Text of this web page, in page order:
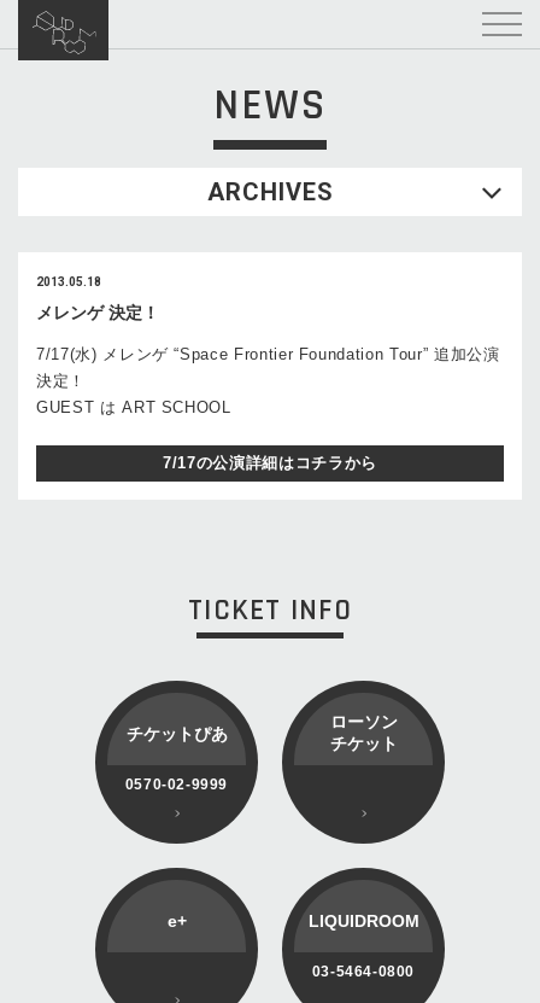
NEWS
ARCHIVES
2013.05.18
メレンゲ 決定！
7/17(水) メレンゲ “Space Frontier Foundation Tour” 追加公演
決定！
GUEST は ART SCHOOL
7/17の公演詳細はコチラから
TICKET INFO
チケットぴあ
0570-02-9999
ローソン
チケット
e+ LIQUIDROOM
03-5464-0800